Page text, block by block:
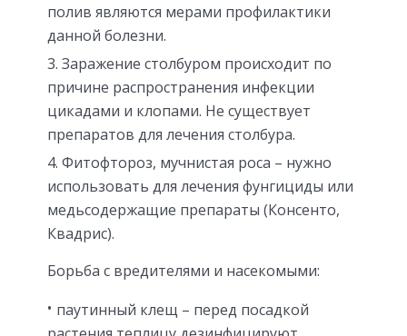
полив являются мерами профилактики
данной болезни.
Заражение столбуром происходит по
причине распространения инфекции
цикадами и клопами. Не существует
препаратов для лечения столбура.
Фитофтороз, мучнистая роса – нужно
использовать для лечения фунгициды или
медьсодержащие препараты (Консенто,
Квадрис).
Борьба с вредителями и насекомыми:
паутинный клещ – перед посадкой